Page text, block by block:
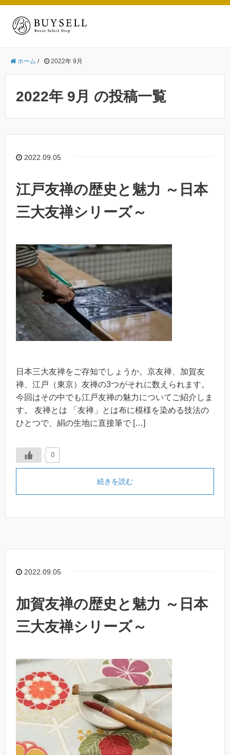
ホーム / 2022年 9月
2022年 9月 の投稿一覧
2022.09.05
江戸友禅の歴史と魅力 ～日本
三大友禅シリーズ～
日本三大友禅をご存知でしょうか。京友禅、加賀友
禅、江戸（東京）友禅の3つがそれに数えられます。
今回はその中でも江戸友禅の魅力についてご紹介しま
す。 友禅とは 「友禅」とは布に模様を染める技法の
ひとつで、絹の生地に直接筆で […]
0
続きを読む
2022.09.05
加賀友禅の歴史と魅力 ～日本
三大友禅シリーズ～